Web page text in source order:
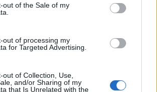
out of the Sale of my
out of processing my
for Targeted Advertising.
out of Collection, Use,
and/or Sharing of my
that Is Unrelated with the
vagy a hosszú távú zöld
jobban? A körforgásos
22%-kal lehetne csökkenteni az